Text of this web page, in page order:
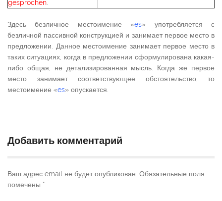
gesprochen.
Здесь безличное местоимение «es» употребляется с
безличной пассивной конструкцией и занимает первое место в
предложении. Данное местоимение занимает первое место в
таких ситуациях, когда в предложении сформулирована какая-
либо общая, не детализированная мысль. Когда же первое
место занимает соответствующее обстоятельство, то
местоимение «es» опускается.
Добавить комментарий
Ваш адрес email не будет опубликован. Обязательные поля
помечены *